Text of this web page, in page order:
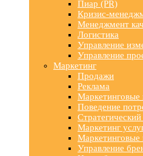
Пиар (PR)
Кризис-
Менеджмент
Логистика
Управление
Управление
Маркетинг
Продажи
Реклама
Поведение
Маркетинг
Маркетинговые
Управление